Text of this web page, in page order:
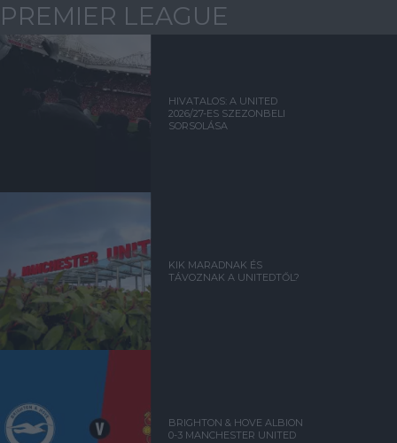
PREMIER LEAGUE
HIVATALOS: A UNITED
2026/27-ES SZEZONBELI
SORSOLÁSA
KIK MARADNAK ÉS
TÁVOZNAK A UNITEDTŐL?
BRIGHTON & HOVE ALBION
0-3 MANCHESTER UNITED